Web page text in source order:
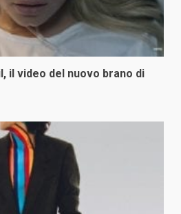
il video del nuovo brano di